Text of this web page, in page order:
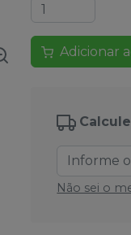
Adicionar
Não sei o